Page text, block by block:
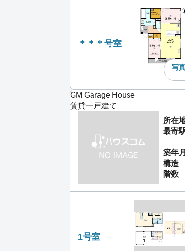
＊＊＊号室
写
GM Garage House
賃貸一戸建て
所在
最寄
築年月
構造
階数
1号室